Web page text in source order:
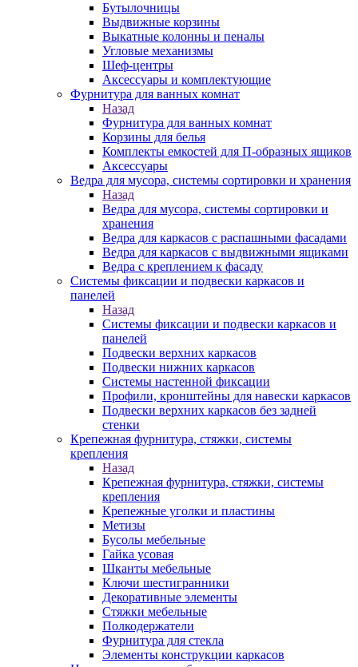
Бутылочницы
Выдвижные корзины
Выкатные колонны и пеналы
Угловые механизмы
Шеф-центры
Аксессуары и комплектующие
Фурнитура для ванных комнат
Назад
Фурнитура для ванных комнат
Корзины для белья
Комплекты емкостей для П-образных ящиков
Аксессуары
Ведра для мусора, системы сортировки и хранения
Назад
Ведра для мусора, системы сортировки и
хранения
Ведра для каркасов с распашными фасадами
Ведра для каркасов с выдвижными ящиками
Ведра с креплением к фасаду
Системы фиксации и подвески каркасов и
панелей
Назад
Системы фиксации и подвески каркасов и
панелей
Подвески верхних каркасов
Подвески нижних каркасов
Системы настенной фиксации
Профили, кронштейны для навески каркасов
Подвески верхних каркасов без задней
стенки
Крепежная фурнитура, стяжки, системы
крепления
Назад
Крепежная фурнитура, стяжки, системы
крепления
Крепежные уголки и пластины
Метизы
Бусолы мебельные
Гайка усовая
Шканты мебельные
Ключи шестигранники
Декоративные элементы
Стяжки мебельные
Полкодержатели
Фурнитура для стекла
Элементы конструкции каркасов